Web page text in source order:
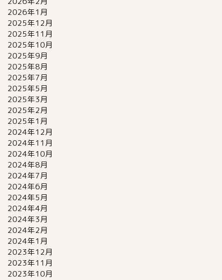
2026年1月
2025年12月
2025年11月
2025年10月
2025年9月
2025年8月
2025年7月
2025年5月
2025年3月
2025年2月
2025年1月
2024年12月
2024年11月
2024年10月
2024年8月
2024年7月
2024年6月
2024年5月
2024年4月
2024年3月
2024年2月
2024年1月
2023年12月
2023年11月
2023年10月